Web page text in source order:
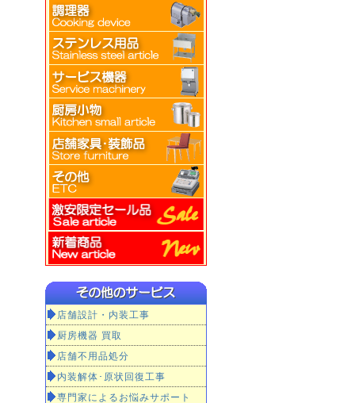
店舗設計・内装工事
厨房機器 買取
店舗不用品処分
内装解体･原状回復工事
専門家によるお悩みサポート